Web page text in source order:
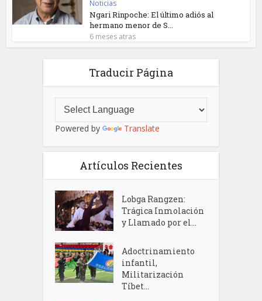
Noticias
Ngari Rinpoche: El último adiós al
hermano menor de S...
6 meses atras
Traducir Página
Powered by Translate
Artículos Recientes
Lobga Rangzen:
Trágica Inmolación
y Llamado por el...
Adoctrinamiento
infantil,
Militarización
Tíbet...